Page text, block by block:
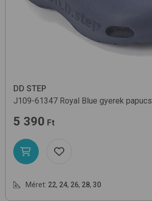
DD STEP
J109-61347 Royal Blue gyerek papucs
5 390 Ft
Méret: 22, 24, 26, 28, 30